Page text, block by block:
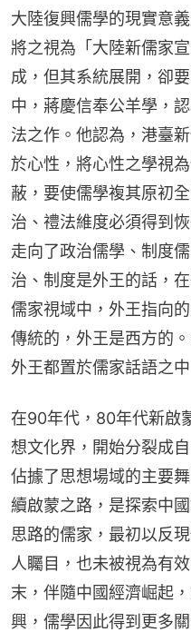
大陸復興儒學的現實意
將之視為「大陸新儒家
成，但其系統展開，卻
中，蔣慶信奉公羊學，
法之作。他認為，港臺
於心性，將心性之學視
蔽，要使儒學複其原初
治、禮法維度必須得到
走向了政治儒學、制度
治、制度是外王的話，
儒家視域中，外王指向
傳統的，外王是西方的
外王都置於儒家話語之中
在90年代，80年代新啟
想文化界，開始分裂成
佔據了思想場域的主要
續啟蒙之路，是探索中
思路的儒家，最初以反
人矚目，也未被視為有
末，伴隨中國經濟崛起
興，儒學因此得到更多